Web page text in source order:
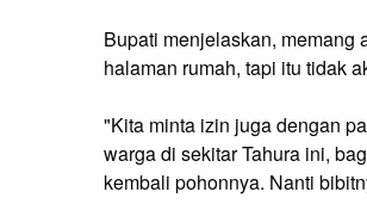
Bupati menjelaskan, memang
halaman rumah, tapi itu tidak
"Kita minta izin juga dengan
warga di sekitar Tahura ini,
kembali pohonnya. Nanti